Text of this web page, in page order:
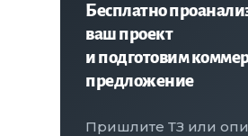
Бесплатно
ваш проект
и подготовим
предложение
Пришлите ТЗ или